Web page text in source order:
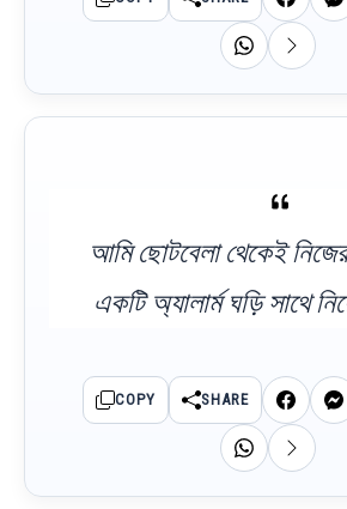
আমি ছোটবেলা থেকেই নিজের
একটি অ্যালার্ম ঘড়ি সাথে
COPY SHARE